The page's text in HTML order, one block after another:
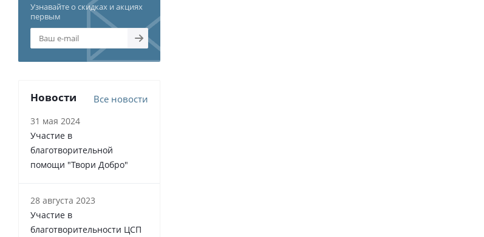
Узнавайте о скидках и акциях
первым
Новости Все новости
31 мая 2024
Участие в
благотворительной
помощи "Твори Добро"
28 августа 2023
Участие в
благотворительности ЦСП